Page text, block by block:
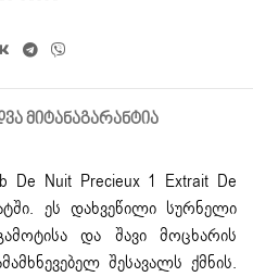
ᲛᲘᲢᲐᲜᲐᲒᲐᲠᲐᲜᲢᲘᲐ
De Nuit Precieux 1 Extrait De
ეს დახვეწილი სურნელი
და შავი მოცხარის
შესავალს ქმნის.